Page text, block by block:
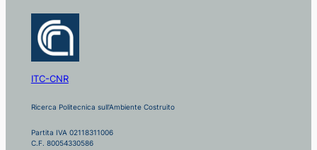
ITC-CNR
Ricerca Politecnica sull'Ambiente Costruito
Partita IVA 02118311006
C.F. 80054330586